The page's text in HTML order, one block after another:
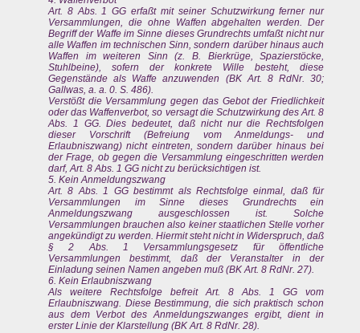
Art. 8 Abs. 1 GG erfaßt mit seiner Schutzwirkung ferner nur
Versammlungen, die ohne Waffen abgehalten werden. Der
Begriff der Waffe im Sinne dieses Grundrechts umfaßt nicht nur
alle Waffen im technischen Sinn, sondern darüber hinaus auch
Waffen im weiteren Sinn (z. B. Bierkrüge, Spazierstöcke,
Stuhlbeine), sofern der konkrete Wille besteht, diese
Gegenstände als Waffe anzuwenden (BK Art. 8 RdNr. 30;
Gallwas, a. a. 0. S. 486).
Verstößt die Versammlung gegen das Gebot der Friedlichkeit
oder das Waffenverbot, so versagt die Schutzwirkung des Art. 8
Abs. 1 GG. Dies bedeutet, daß nicht nur die Rechtsfolgen
dieser Vorschrift (Befreiung vom Anmeldungs- und
Erlaubniszwang) nicht eintreten, sondern darüber hinaus bei
der Frage, ob gegen die Versammlung eingeschritten werden
darf, Art. 8 Abs. 1 GG nicht zu berücksichtigen ist.
5. Kein Anmeldungszwang
Art. 8 Abs. 1 GG bestimmt als Rechtsfolge einmal, daß für
Versammlungen im Sinne dieses Grundrechts ein
Anmeldungszwang ausgeschlossen ist. Solche
Versammlungen brauchen also keiner staatlichen Stelle vorher
angekündigt zu werden. Hiermit steht nicht in Widerspruch, daß
§ 2 Abs. 1 Versammlungsgesetz für öffentliche
Versammlungen bestimmt, daß der Veranstalter in der
Einladung seinen Namen angeben muß (BK Art. 8 RdNr. 27).
6. Kein Erlaubniszwang
Als weitere Rechtsfolge befreit Art. 8 Abs. 1 GG vom
Erlaubniszwang. Diese Bestimmung, die sich praktisch schon
aus dem Verbot des Anmeldungszwanges ergibt, dient in
erster Linie der Klarstellung (BK Art. 8 RdNr. 28).